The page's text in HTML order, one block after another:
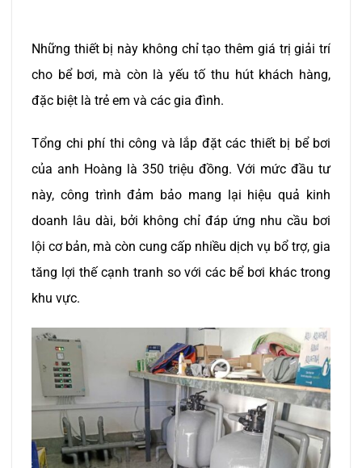
Những thiết bị này không chỉ tạo thêm giá trị giải trí
cho bể bơi, mà còn là yếu tố thu hút khách hàng,
đặc biệt là trẻ em và các gia đình.
Tổng chi phí thi công và lắp đặt các thiết bị bể bơi
của anh Hoàng là 350 triệu đồng. Với mức đầu tư
này, công trình đảm bảo mang lại hiệu quả kinh
doanh lâu dài, bởi không chỉ đáp ứng nhu cầu bơi
lội cơ bản, mà còn cung cấp nhiều dịch vụ bổ trợ, gia
tăng lợi thế cạnh tranh so với các bể bơi khác trong
khu vực.